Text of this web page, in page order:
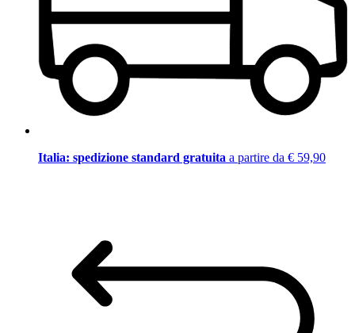
Italia: spedizione standard gratuita a partire da € 59,90